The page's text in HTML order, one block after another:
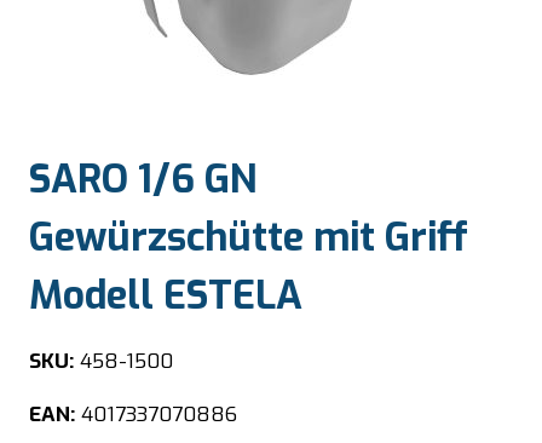
SARO 1/6 GN
Gewürzschütte mit Griff
Modell ESTELA
SKU: 458-1500
EAN: 4017337070886